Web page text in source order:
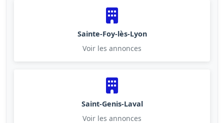
Sainte-Foy-lès-Lyon
Voir les annonces
Saint-Genis-Laval
Voir les annonces